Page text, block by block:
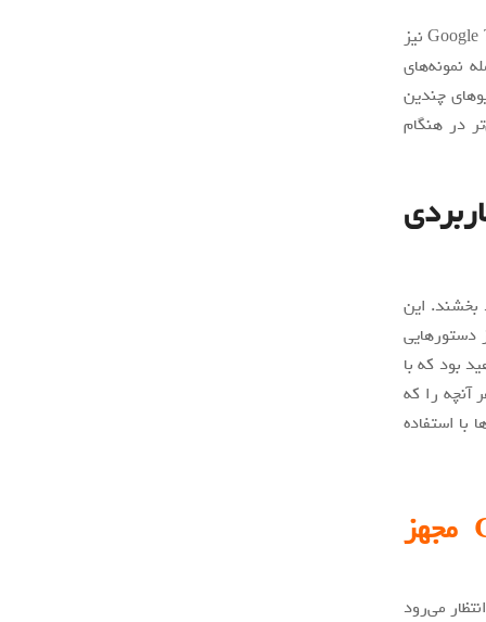
عکاسی همیشه بخشی بزرگ و مهمی از گوشی‌های پیکسل بوده و اکنون تراشه‌های Google Tensor نیز
نمونه‌های
چندین
در هنگام
بخشند. این
دستورهایی
بود که با
آنچه را که
استفاده
چه زمانی گوشی‌های پیکسل به Google Tensor مجهز
می‌رود